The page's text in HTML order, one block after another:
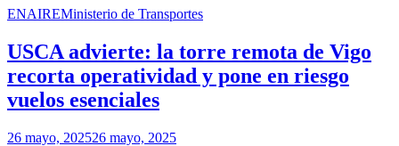
ENAIREMinisterio de Transportes
USCA advierte: la torre remota de Vigo
recorta operatividad y pone en riesgo
vuelos esenciales
26 mayo, 202526 mayo, 2025